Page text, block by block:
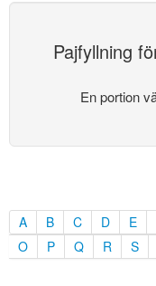
Pajfyllning
En portion
A B C D E
O
P Q R S